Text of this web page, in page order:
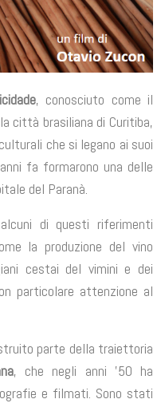
, conosciuto come il
città brasiliana di Curitiba,
che si legano ai suoi
fa formarono una delle
del Paranà.
di questi riferimenti
la produzione del vino
cestai del vimini e dei
particolare attenzione al
parte della traiettoria
, che negli anni ’50 ha
e filmati. Sono stati